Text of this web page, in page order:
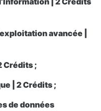
avancée |
Crédits ;
| 2 Crédits ;
de données